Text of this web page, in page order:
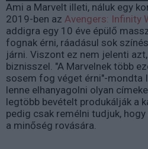
Ami a Marvelt illeti, náluk egy
2019-ben az Avengers: Infinity
addigra egy 10 éve épülő
fognak érni, ráadásul sok
járni. Viszont ez nem jelenti
biznisszel. "A Marvelnek több
sosem fog véget érni"-mondta
lenne elhanyagolni olyan
legtöbb bevételt produkálják a
pedig csak remélni tudjuk,
a minőség rovására.